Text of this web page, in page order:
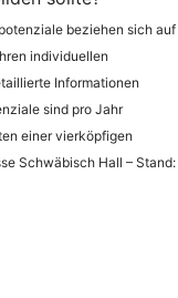
beziehen sich auf
individuellen
Informationen
sind pro Jahr
einer vierköpfigen
Schwäbisch Hall – Stand: